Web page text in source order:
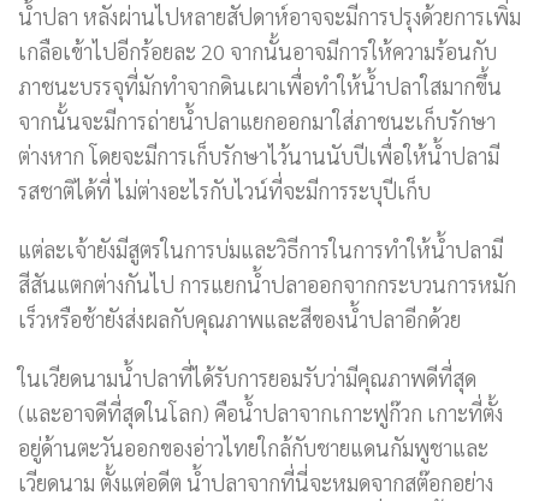
น้ำปลา หลังผ่านไปหลายสัปดาห์อาจจะมีการปรุงด้วยการเพิ่ม
เกลือเข้าไปอีกร้อยละ 20 จากนั้นอาจมีการให้ความร้อนกับ
ภาชนะบรรจุที่มักทำจากดินเผาเพื่อทำให้น้ำปลาใสมากขึ้น
จากนั้นจะมีการถ่ายน้ำปลาแยกออกมาใส่ภาชนะเก็บรักษา
ต่างหาก โดยจะมีการเก็บรักษาไว้นานนับปีเพื่อให้น้ำปลามี
รสชาติได้ที่ ไม่ต่างอะไรกับไวน์ที่จะมีการระบุปีเก็บ
แต่ละเจ้ายังมีสูตรในการบ่มและวิธีการในการทำให้น้ำปลามี
สีสันแตกต่างกันไป การแยกน้ำปลาออกจากกระบวนการหมัก
เร็วหรือช้ายังส่งผลกับคุณภาพและสีของน้ำปลาอีกด้วย
ในเวียดนามน้ำปลาที่ได้รับการยอมรับว่ามีคุณภาพดีที่สุด
(และอาจดีที่สุดในโลก) คือน้ำปลาจากเกาะฟูก๊วก เกาะที่ตั้ง
อยู่ด้านตะวันออกของอ่าวไทยใกล้กับชายแดนกัมพูชาและ
เวียดนาม ตั้งแต่อดีต น้ำปลาจากที่นี่จะหมดจากสต๊อกอย่าง